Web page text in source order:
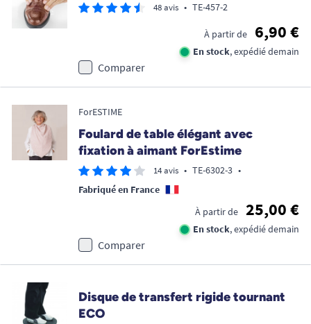
48 avis • TE-457-2
À partir de 6,90 €
En stock, expédié demain
Comparer
ForESTIME
Foulard de table élégant avec
fixation à aimant ForEstime
14 avis • TE-6302-3 •
Fabriqué en France
À partir de
25,00 €
En stock, expédié demain
Comparer
Disque de transfert rigide tournant
ECO